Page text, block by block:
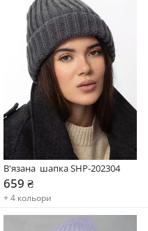
В'язана  шапка SHP-202304
659 ₴
+ 4 кольори